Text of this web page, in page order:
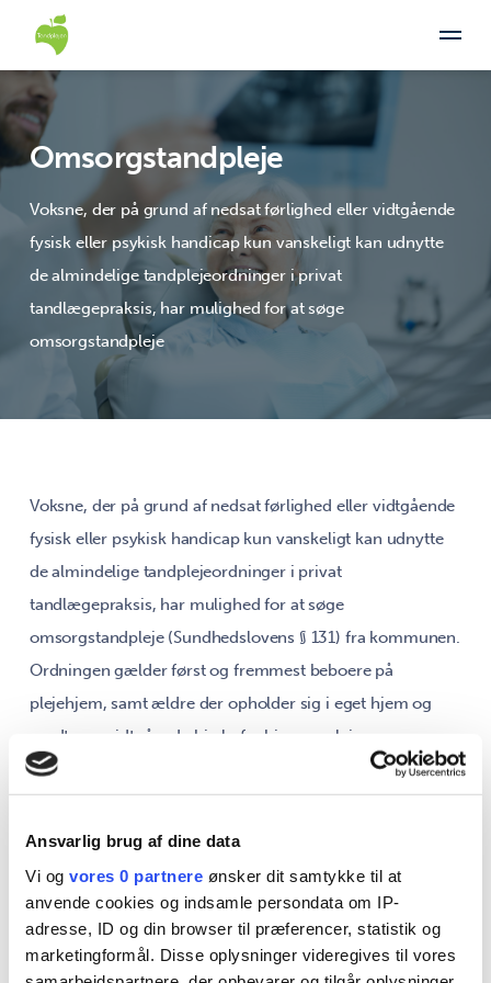
Ansvarlig brug af dine data
Vi og vores 0 partnere ønsker dit samtykke til at
anvende cookies og indsamle persondata om IP-
adresse, ID og din browser til præferencer, statistik og
marketingformål. Disse oplysninger videregives til vores
Omsorgstandpleje
Voksne, der på grund af nedsat førlighed eller vidtgående
fysisk eller psykisk handicap kun vanskeligt kan udnytte
de almindelige tandplejeordninger i privat
tandlægepraksis, har mulighed for at søge
omsorgstandpleje
Voksne, der på grund af nedsat førlighed eller vidtgående
fysisk eller psykisk handicap kun vanskeligt kan udnytte
de almindelige tandplejeordninger i privat
tandlægepraksis, har mulighed for at søge
omsorgstandpleje (Sundhedslovens § 131) fra kommunen.
Ordningen gælder først og fremmest beboere på
plejehjem, samt ældre der opholder sig i eget hjem og
modtager vidtgående hjælp fra hjemmepleje og
hjemmesygepleje.
bidrage til sundhed og livskvalitet. Tandplejetilbuddet
omfatter forebyggelse og behandling, som ud fra en
tandlægefaglig vurdering er nødvendig og realistisk at